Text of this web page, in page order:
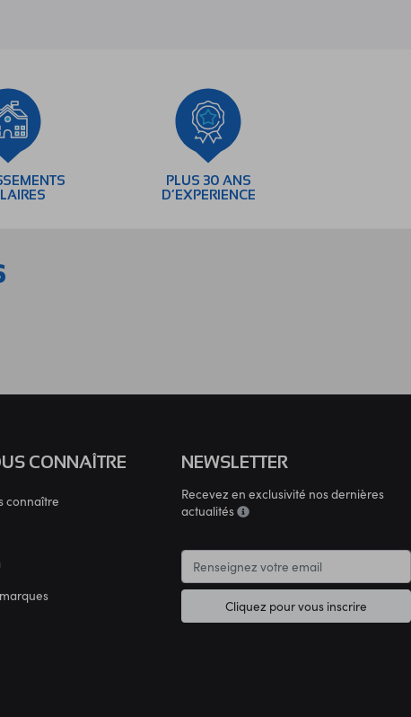
PLUS 30 ANS
D’EXPERIENCE
CONNAÎTRE
connaître
NEWSLETTER
Recevez en exclusivité nos dernières
actualités
Cliquez pour vous inscrire